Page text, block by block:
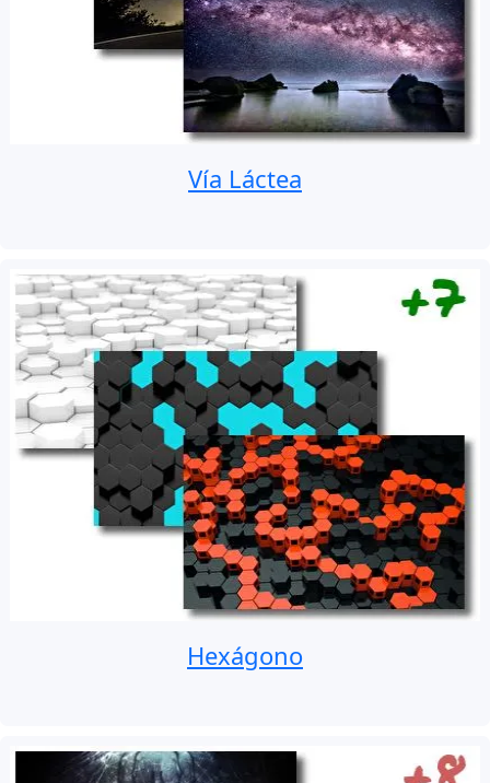
Vía Láctea
Hexágono